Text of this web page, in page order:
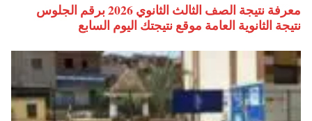
معرفة نتيجة الصف الثالث الثانوي 2026 برقم الجلوس
نتيجة الثانوية العامة موقع نتيجتك اليوم السابع